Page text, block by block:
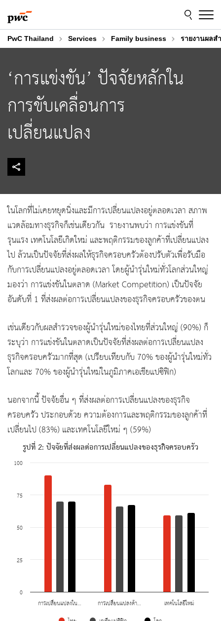
to
content
to
footer
PwC Thailand Services Family business รายงานผลส
‘การแข่งขัน’ ปัจจัยหลักใน
การขับเคลื่อนการ
เปลี่ยนแปลง
ในโลกที่ไม่เคยหยุดนิ่งและมีการเปลี่ยนแปลงอยู่ตลอดเวลา สภาพ
แวดล้อมทางธุรกิจก็เช่นเดียวกัน รายงานพบว่า การแข่งขันที่
รุนแรง เทคโนโลยีเกิดใหม่ และพฤติกรรมของลูกค้าที่เปลี่ยนแปลง
ไป ล้วนเป็นปัจจัยที่ส่งผลให้ธุรกิจครอบครัวต้องปรับตัวเพื่อรับมือ
กับการเปลี่ยนแปลงอยู่ตลอดเวลา โดยผู้นำรุ่นใหม่ทั่วโลกส่วนใหญ่
มองว่า การแข่งขันในตลาด (Market Competition) เป็นปัจจัย
อันดับที่ 1 ที่ส่งผลต่อการเปลี่ยนแปลงของธุรกิจครอบครัวของตน
เช่นเดียวกับผลสำรวจของผู้นำรุ่นใหม่ของไทยที่ส่วนใหญ่ (90%) ก็
ระบุว่า การแข่งขันในตลาดเป็นปัจจัยที่ส่งผลต่อการเปลี่ยนแปลง
ธุรกิจครอบครัวมากที่สุด (เปรียบเทียบกับ 70% ของผู้นำรุ่นใหม่ทั่ว
โลกและ 70% ของผู้นำรุ่นใหม่ในภูมิภาคเอเชียแปซิฟิก)
นอกจากนี้ ปัจจัยอื่น ๆ ที่ส่งผลต่อการเปลี่ยนแปลงของธุรกิจ
ครอบครัว ประกอบด้วย ความต้องการและพฤติกรรมของลูกค้าที่
เปลี่ยนไป (83%) และเทคโนโลยีใหม่ ๆ (59%)
รูปที่ 2: ปัจจัยที่ส่งผลต่อการเปลี่ยนแปลงของธุรกิจครอบครัว
การเปลื่ยนแปลงใน… การเปลื่ยนแปลงด้า… เทคโนโลยีใหม่
0
25
50
75
100